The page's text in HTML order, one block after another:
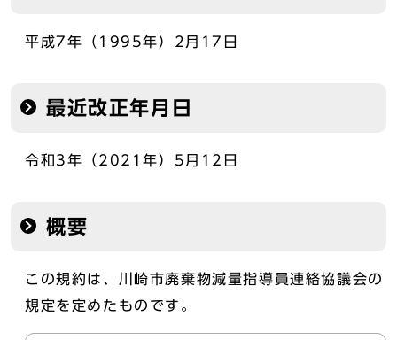
平成7年（1995年）2月17日
最近改正年月日
令和3年（2021年）5月12日
概要
この規約は、川崎市廃棄物減量指導員連絡協議会の
規定を定めたものです。